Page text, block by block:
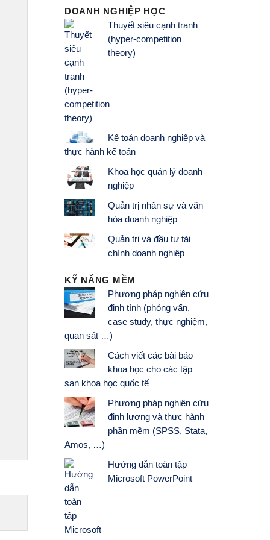
DOANH NGHIỆP HỌC
Thuyết siêu cạnh tranh
(hyper-competition
theory)
Kế toán doanh nghiệp và
thực hành kế toán
Khoa học quản lý doanh
nghiệp
Quản trị nhân sự và văn
hóa doanh nghiệp
Quản trị và đầu tư tài
chính doanh nghiệp
KỸ NĂNG MỀM
Phương pháp nghiên cứu
định tính (phỏng vấn,
case study, thực nghiệm,
quan sát …)
Cách viết các bài báo
khoa học cho các tập
san khoa học quốc tế
Phương pháp nghiên cứu
định lượng và thực hành
phần mềm (SPSS, Stata,
Amos, …)
Hướng dẫn toàn tập
Microsoft PowerPoint